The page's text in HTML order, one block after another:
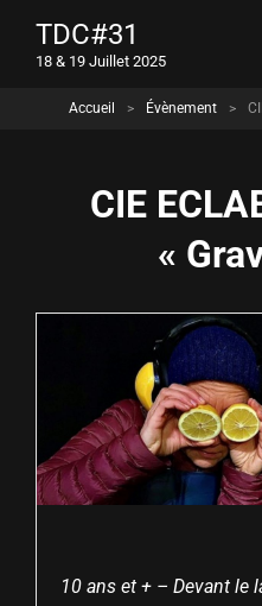
TDC#31
18 & 19 Juillet 2025
Accueil > Évènement >
CIE
«
10 ans et + – Devant le